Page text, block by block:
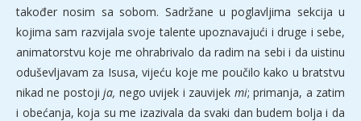
također nosim sa sobom. Sadržane u poglavljima sekcija u
kojima sam razvijala svoje talente upoznavajući i druge i sebe,
animatorstvu koje me ohrabrivalo da radim na sebi i da uistinu
oduševljavam za Isusa, vijeću koje me poučilo kako u bratstvu
nikad ne postojija, nego uvijek i zauvijek mi; primanja, a zatim
i obećanja, koja su me izazivala da svaki dan budem bolja i da